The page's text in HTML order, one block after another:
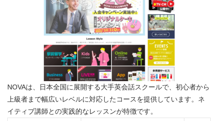
NOVAは、日本全国に展開する大手英会話スクールで、初心者から
上級者まで幅広いレベルに対応したコースを提供しています。ネ
イティブ講師との実践的なレッスンが特徴です。